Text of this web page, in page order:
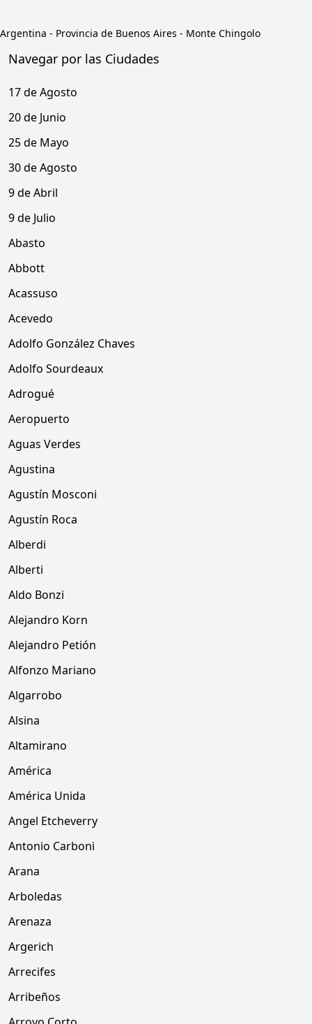
Argentina - Provincia de Buenos Aires - Monte Chingolo
Navegar por las Ciudades
17 de Agosto
20 de Junio
25 de Mayo
30 de Agosto
9 de Abril
9 de Julio
Abasto
Abbott
Acassuso
Acevedo
Adolfo González Chaves
Adolfo Sourdeaux
Adrogué
Aeropuerto
Aguas Verdes
Agustina
Agustín Mosconi
Agustín Roca
Alberdi
Alberti
Aldo Bonzi
Alejandro Korn
Alejandro Petión
Alfonzo Mariano
Algarrobo
Alsina
Altamirano
América
América Unida
Angel Etcheverry
Antonio Carboni
Arana
Arboledas
Arenaza
Argerich
Arrecifes
Arribeños